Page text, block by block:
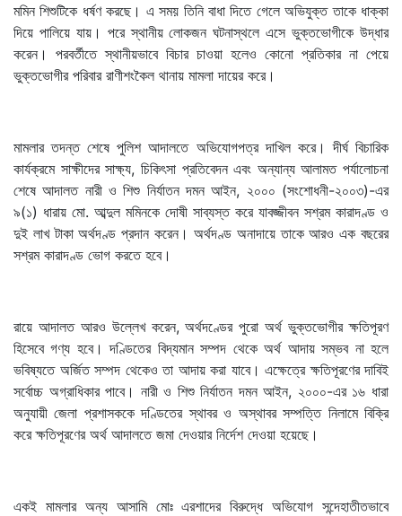
মমিন শিশুটিকে ধর্ষণ করছে। এ সময় তিনি বাধা দিতে গেলে অভিযুক্ত তাকে ধাক্কা
দিয়ে পালিয়ে যায়। পরে স্থানীয় লোকজন ঘটনাস্থলে এসে ভুক্তভোগীকে উদ্ধার
করেন। পরবর্তীতে স্থানীয়ভাবে বিচার চাওয়া হলেও কোনো প্রতিকার না পেয়ে
ভুক্তভোগীর পরিবার রাণীশংকৈল থানায় মামলা দায়ের করে।
মামলার তদন্ত শেষে পুলিশ আদালতে অভিযোগপত্র দাখিল করে। দীর্ঘ বিচারিক
কার্যক্রমে সাক্ষীদের সাক্ষ্য, চিকিৎসা প্রতিবেদন এবং অন্যান্য আলামত পর্যালোচনা
শেষে আদালত নারী ও শিশু নির্যাতন দমন আইন, ২০০০ (সংশোধনী-২০০৩)-এর
৯(১) ধারায় মো. আব্দুল মমিনকে দোষী সাব্যস্ত করে যাবজ্জীবন সশ্রম কারাদণ্ড ও
দুই লাখ টাকা অর্থদণ্ড প্রদান করেন। অর্থদণ্ড অনাদায়ে তাকে আরও এক বছরের
সশ্রম কারাদণ্ড ভোগ করতে হবে।
রায়ে আদালত আরও উল্লেখ করেন, অর্থদণ্ডের পুরো অর্থ ভুক্তভোগীর ক্ষতিপূরণ
হিসেবে গণ্য হবে। দণ্ডিতের বিদ্যমান সম্পদ থেকে অর্থ আদায় সম্ভব না হলে
ভবিষ্যতে অর্জিত সম্পদ থেকেও তা আদায় করা যাবে। এক্ষেত্রে ক্ষতিপূরণের দাবিই
সর্বোচ্চ অগ্রাধিকার পাবে। নারী ও শিশু নির্যাতন দমন আইন, ২০০০-এর ১৬ ধারা
অনুযায়ী জেলা প্রশাসককে দণ্ডিতের স্থাবর ও অস্থাবর সম্পত্তি নিলামে বিক্রি
করে ক্ষতিপূরণের অর্থ আদালতে জমা দেওয়ার নির্দেশ দেওয়া হয়েছে।
একই মামলার অন্য আসামি মোঃ এরশাদের বিরুদ্ধে অভিযোগ সন্দেহাতীতভাবে